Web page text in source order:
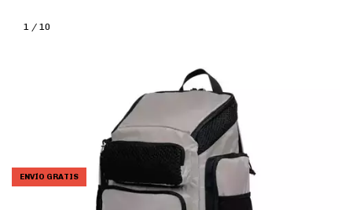
1 / 10
ENVÍO GRATIS